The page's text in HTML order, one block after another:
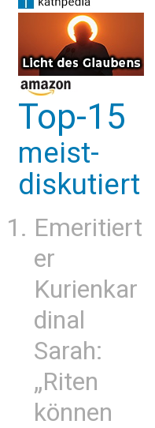
Top-15
meist-
diskutiert
Emeritiert
er
Kurienkar
dinal
Sarah:
„Riten
können